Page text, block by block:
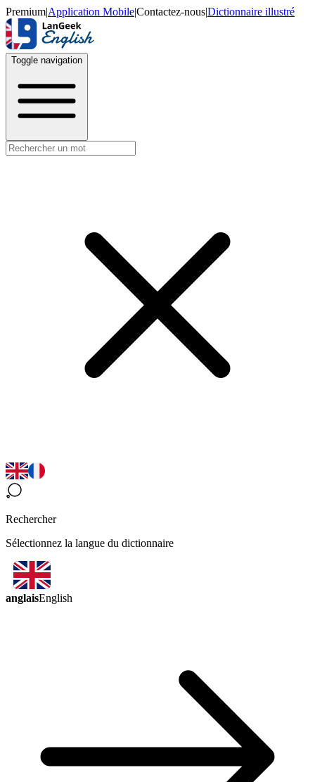
Premium|Application Mobile|Contactez-nous|Dictionnaire illustré
Toggle navigation
Rechercher
Sélectionnez la langue du dictionnaire
anglaisEnglish